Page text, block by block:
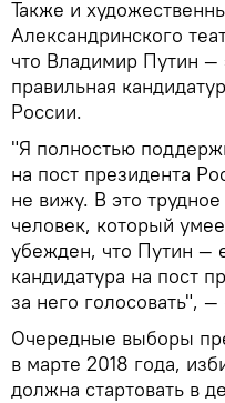
Также и
Александринского
что Владимир Путин —
правильная
России.
"Я полностью
на пост президента
не вижу. В это
человек, который
убежден, что Путин —
кандидатура на пост
за него голосовать",
Очередные выборы
в марте 2018 года,
должна стартовать в